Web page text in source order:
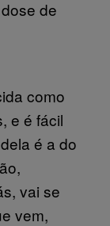
de
como
e é fácil
é a do
vai se
vem,